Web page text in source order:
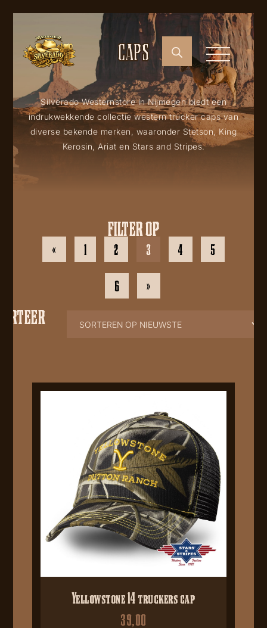
CAPS
Silverado Westernstore in Nijmegen biedt een
indrukwekkende collectie western trucker caps van
diverse bekende merken, waaronder Stetson, King
Kerosin, Ariat en Stars and Stripes.
FILTER OP
« 1 2 3 4 5
6 »
Yellowstone 14 truckers cap
39,00